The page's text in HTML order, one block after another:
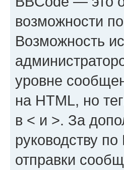
возможности
Возможность
уровне
на HTML, но
в < и >. За
руководству
отправки